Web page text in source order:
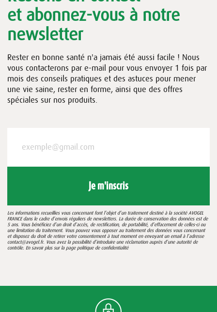
et abonnez-vous à notre
newsletter
Rester en bonne santé n'a jamais été aussi facile ! Nous
vous contacterons par e-mail pour vous envoyer 1 fois par
mois des conseils pratiques et des astuces pour mener
une vie saine, rester en forme, ainsi que des offres
spéciales sur nos produits.
Je m'inscris
Les informations recueillies vous concernant font l’objet d’un traitement destiné à la société AVOGEL
FRANCE dans le cadre d’envois réguliers de newsletters. La durée de conservation des données est de
5 ans. Vous bénéficiez d’un droit d’accès, de rectification, de portabilité, d’effacement de celles-ci ou
une limitation du traitement. Vous pouvez vous opposer au traitement des données vous concernant
et disposez du droit de retirer votre consentement à tout moment en envoyant un email à l’adresse
contact@avogel.fr. Vous avez la possibilité d’introduire une réclamation auprès d’une autorité de
contrôle. En savoir plus sur la page politique de confidentialité